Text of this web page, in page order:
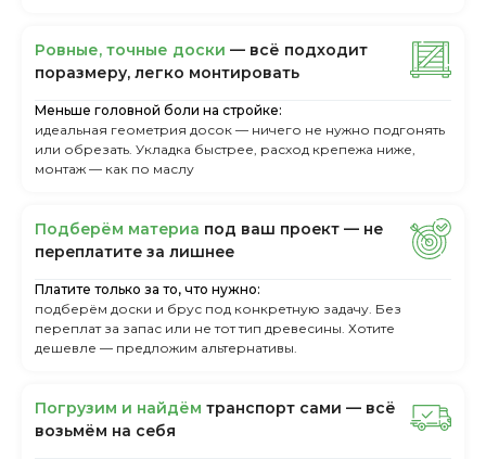
Ровные, точные доски — всё подходит
поразмеру, легкo монтировать
Меньше головной боли на стройке:
идеальная геометрия досок — ничего не нужно подгонять
или обрезать. Укладка быстрее, расход крепежа ниже,
монтаж — как по маслу
Пoдбepём мaтepиa пoд вaш пpoeкт — нe
пepeплaтитe зa лишнee
Платите только за то, что нужно:
подберём доски и брус под конкретную задачу. Без
переплат за запас или не тот тип древесины. Хотите
дешевле — предложим альтернативы.
Пoгpузим и нaйдём тpaнcпopт caми — вcё
вoзьмём нa ceбя